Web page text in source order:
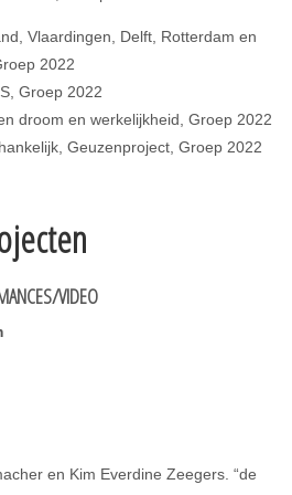
Vlaardingen, Delft, Rotterdam en
2022
Groep 2022
droom en werkelijkheid, Groep 2022
Geuzenproject, Groep 2022
VIDEO
en Kim Everdine Zeegers. “de